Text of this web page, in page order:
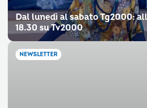
Dal lunedì al sabato Tg2000:
18.30 su Tv2000
NEWSLETTER